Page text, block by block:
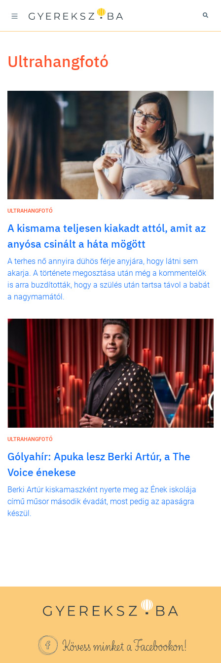
ultrahangfotó
ULTRAHANGFOTÓ
A kismama teljesen kiakadt attól, amit az
anyósa csinált a háta mögött
A terhes nő annyira dühös férje anyjára, hogy látni sem
akarja. A története megosztása után még a kommentelők
is arra buzdították, hogy a szülés után tartsa távol a babát
a nagymamától.
ULTRAHANGFOTÓ
Gólyahír: Apuka lesz Berki Artúr, a The
Voice énekese
Berki Artúr kiskamaszként nyerte meg az Ének iskolája
című műsor második évadát, most pedig az apaságra
készül.
Kövess minket a Facebookon!